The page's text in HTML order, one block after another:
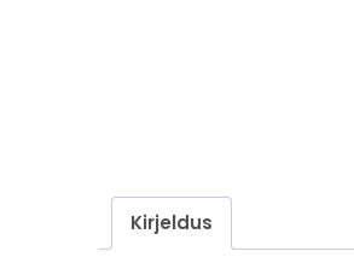
Kirjeldus